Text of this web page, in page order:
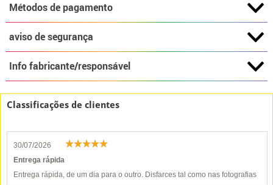
Métodos de pagamento
aviso de segurança
Info fabricante/responsável
Classificações de clientes
30/07/2026
Entrega rápida
Entrega rápida, de um dia para o outro. Disfarces tal como nas fotografias